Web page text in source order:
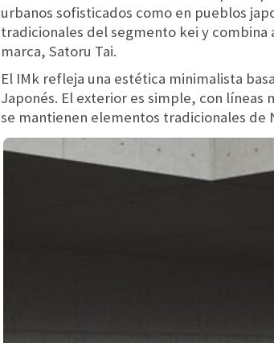
urbanos sofisticados como en pueblos
tradicionales del segmento kei y
marca, Satoru Tai.
El IMk refleja una estética minimalista
Japonés. El exterior es simple, con
se mantienen elementos tradicionales de